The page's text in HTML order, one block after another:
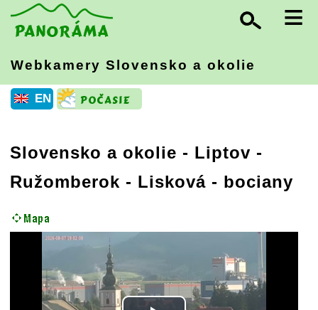
≡
Webkamery Slovensko a okolie
EN
Slovensko a okolie - Liptov -
Ružomberok - Lisková - bociany